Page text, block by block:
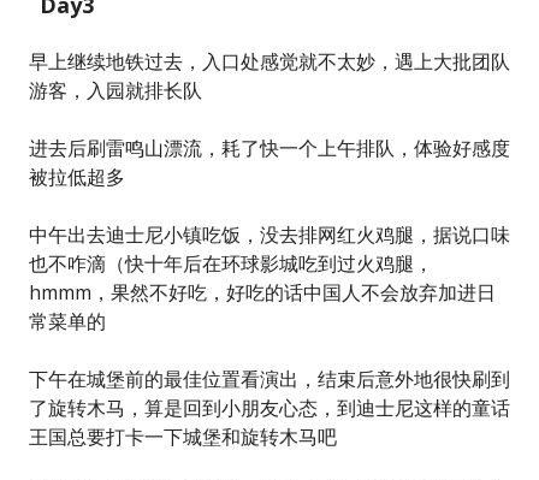
早上继续地铁过去，入口处感觉就不太妙，遇上大批团队
游客，入园就排长队
进去后刷雷鸣山漂流，耗了快一个上午排队，体验好感度
被拉低超多
中午出去迪士尼小镇吃饭，没去排网红火鸡腿，据说口味
也不咋滴（快十年后在环球影城吃到过火鸡腿，
hmmm，果然不好吃，好吃的话中国人不会放弃加进日
常菜单的
下午在城堡前的最佳位置看演出，结束后意外地很快刷到
了旋转木马，算是回到小朋友心态，到迪士尼这样的童话
王国总要打卡一下城堡和旋转木马吧